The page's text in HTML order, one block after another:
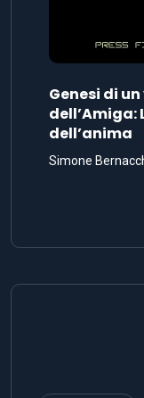
Genesi di
dell’Amiga:
dell’anima
Simone